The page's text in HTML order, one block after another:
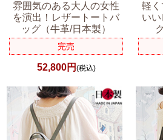
雰囲気のある大人の女性
を演出！レザートートバ
ッグ（牛革/日本製）
完売
52,800円 (税込)
軽
い